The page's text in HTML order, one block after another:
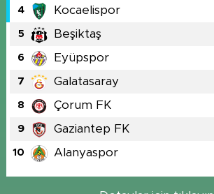
4 Kocaelispor
5 Beşiktaş
6 Eyüpspor
7 Galatasaray
8 Çorum FK
9 Gaziantep FK
10 Alanyaspor